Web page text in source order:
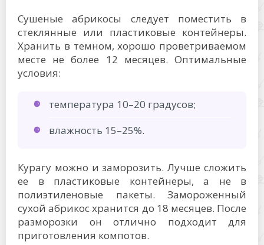
Сушеные абрикосы следует поместить в
стеклянные или пластиковые контейнеры.
Хранить в темном, хорошо проветриваемом
месте не более 12 месяцев. Оптимальные
условия:
температура 10–20 градусов;
влажность 15–25%.
Курагу можно и заморозить. Лучше сложить
ее в пластиковые контейнеры, а не в
полиэтиленовые пакеты. Замороженный
сухой абрикос хранится до 18 месяцев. После
разморозки он отлично подходит для
приготовления компотов.